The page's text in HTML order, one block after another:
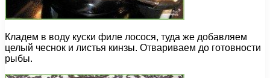
Кладем в воду куски филе лосося, туда же добавляем
целый чеснок и листья кинзы. Отвариваем до готовности
рыбы.